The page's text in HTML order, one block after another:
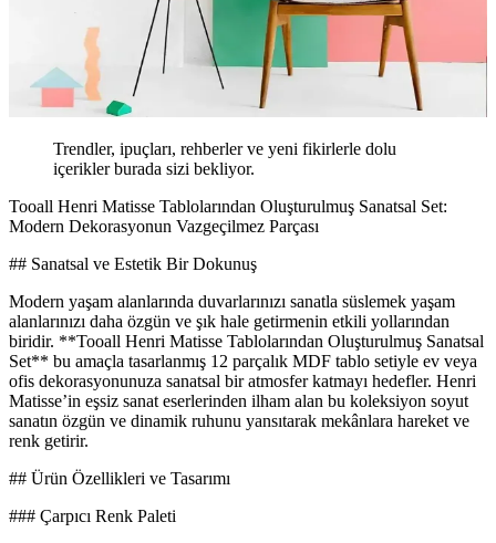
Trendler, ipuçları, rehberler ve yeni fikirlerle dolu
içerikler burada sizi bekliyor.
Tooall Henri Matisse Tablolarından Oluşturulmuş Sanatsal Set:
Modern Dekorasyonun Vazgeçilmez Parçası
## Sanatsal ve Estetik Bir Dokunuş
Modern yaşam alanlarında duvarlarınızı sanatla süslemek yaşam
alanlarınızı daha özgün ve şık hale getirmenin etkili yollarından
biridir. **Tooall Henri Matisse Tablolarından Oluşturulmuş Sanatsal
Set** bu amaçla tasarlanmış 12 parçalık MDF tablo setiyle ev veya
ofis dekorasyonunuza sanatsal bir atmosfer katmayı hedefler. Henri
Matisse’in eşsiz sanat eserlerinden ilham alan bu koleksiyon soyut
sanatın özgün ve dinamik ruhunu yansıtarak mekânlara hareket ve
renk getirir.
## Ürün Özellikleri ve Tasarımı
### Çarpıcı Renk Paleti